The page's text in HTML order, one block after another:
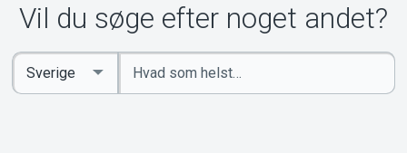
Vil du søge efter noget andet?
Indtast
søgeord
Select
Country